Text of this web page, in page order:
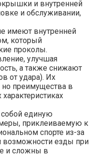
и внутренней
и обслуживании,
имеют внутренней
который
проколы.
улучшая
а также снижают
от удара). Их
преимущества в
единую
приклеиваемую к
спорте из-за
возможности езды при
и сложны в